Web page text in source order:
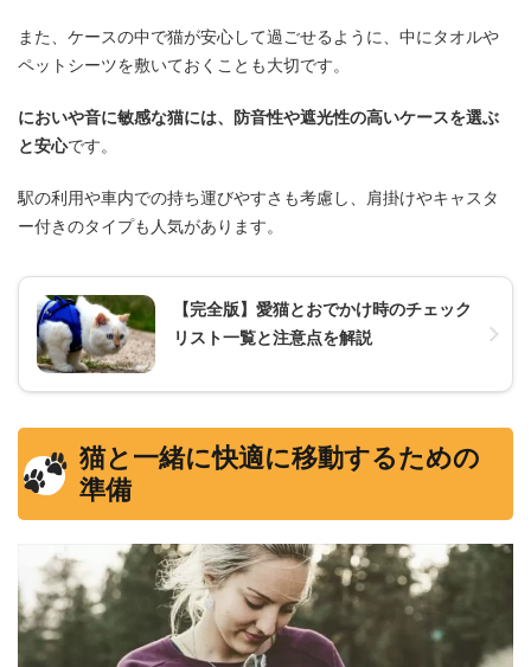
また、ケースの中で猫が安心して過ごせるように、中にタオルや
ペットシーツを敷いておくことも大切です。
においや音に敏感な猫には、防音性や遮光性の高いケースを選ぶ
と安心です。
駅の利用や車内での持ち運びやすさも考慮し、肩掛けやキャスタ
ー付きのタイプも人気があります。
【完全版】愛猫とおでかけ時のチェック
リスト一覧と注意点を解説
猫と一緒に快適に移動するための
準備